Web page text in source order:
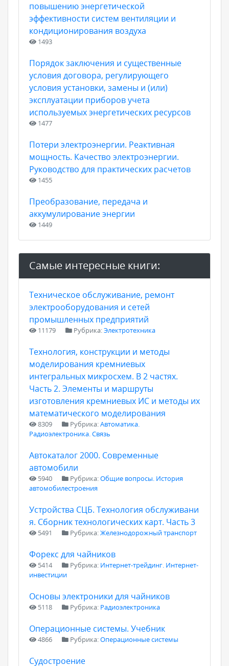
повышению энергетической
эффективности систем вентиляции и
кондиционирования воздуха
1493
Порядок заключения и существенные
условия договора, регулирующего
условия установки, замены и (или)
эксплуатации приборов учета
используемых энергетических ресурсов
1477
Потери электроэнергии. Реактивная
мощность. Качество электроэнергии.
Руководство для практических расчетов
1455
Преобразование, передача и
аккумулирование энергии
1449
Самые интересные книги:
Техническое обслуживание, ремонт
электрооборудования и сетей
промышленных предприятий
11179 Рубрика:Электротехника
Технология, конструкции и методы
моделирования кремниевых
интегральных микросхем. В 2 частях.
Часть 2. Элементы и маршруты
изготовления кремниевых ИС и методы их
математического моделирования
8309 Рубрика:Автоматика.
Радиоэлектроника. Связь
Автокаталог 2000. Современные
автомобили
5940 Рубрика:Общие вопросы. История
автомобилестроения
Устройства СЦБ. Технология обслуживани
я. Сборник технологических карт. Часть 3
5491 Рубрика:Железнодорожный транспорт
Форекс для чайников
5414 Рубрика: Интернет-трейдинг. Интернет-
инвестиции
Основы электроники для чайников
5118 Рубрика: Радиоэлектроника
Операционные системы. Учебник
4866 Рубрика:Операционные системы
Судостроение